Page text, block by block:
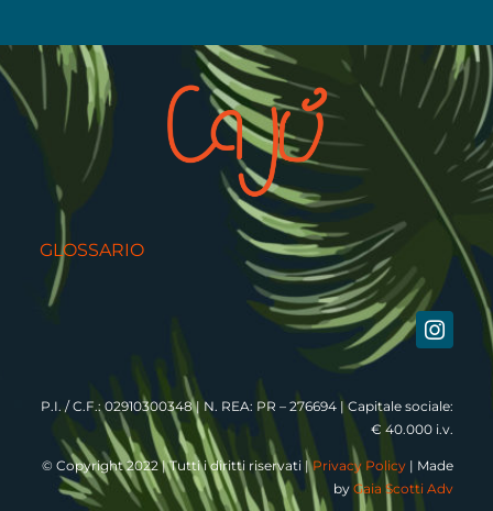
GLOSSARIO
P.I. / C.F.: 02910300348 | N. REA: PR – 276694 | Capitale sociale:
€ 40.000 i.v.
© Copyright 2022 | Tutti i diritti riservati |Privacy Policy | Made
byGaia Scotti Adv